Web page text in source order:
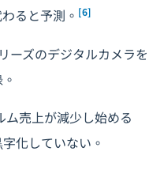
ると予測。 [6]
ーズのデジタルカメラを
ム売上が減少し始める
化していない。